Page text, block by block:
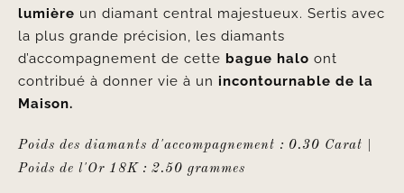
lumière un diamant central majestueux. Sertis avec
la plus grande précision, les diamants
d’accompagnement de cette bague halo ont
contribué à donner vie à un incontournable de la
Maison.
Poids des diamants d'accompagnement : 0.30 Carat |
Poids de l'Or 18K : 2.50 grammes